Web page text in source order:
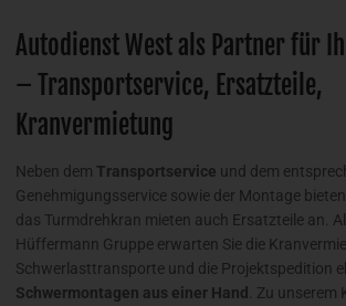
Autodienst West als Partner für
– Transportservice, Ersatzteile,
Kranvermietung
Neben dem Transportservice und dem
Genehmigungsservice sowie der Montage
das Turmdrehkran mieten auch Ersatzteile an.
Hüffermann Gruppe erwarten Sie die
Schwerlasttransporte und die Projektspedition
Schwermontagen aus einer Hand
. Zu